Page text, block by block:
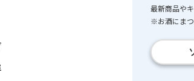
最新商品や
※お酒にまつ